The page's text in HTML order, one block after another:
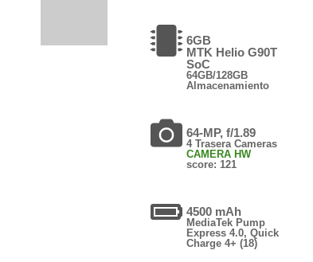
6GB
MTK Helio G90T
SoC
64GB/128GB
Almacenamiento
64-MP, f/1.89
4 Trasera Cameras
CAMERA HW
score: 121
4500 mAh
MediaTek Pump
Express 4.0, Quick
Charge 4+ (18)